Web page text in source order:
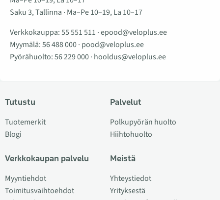
Saku 3, Tallinna · Ma–Pe 10–19, La 10–17
Verkkokauppa:55 551 511 ·epood@veloplus.ee
Myymälä:56 488 000· pood@veloplus.ee
Pyörähuolto:56 229 000· hooldus@veloplus.ee
Tutustu
Tuotemerkit
Blogi
Verkkokaupan palvelu
Myyntiehdot
Toimitusvaihtoehdot
Palvelut
Polkupyörän huolto
Hiihtohuolto
Meistä
Yhteystiedot
Yrityksestä